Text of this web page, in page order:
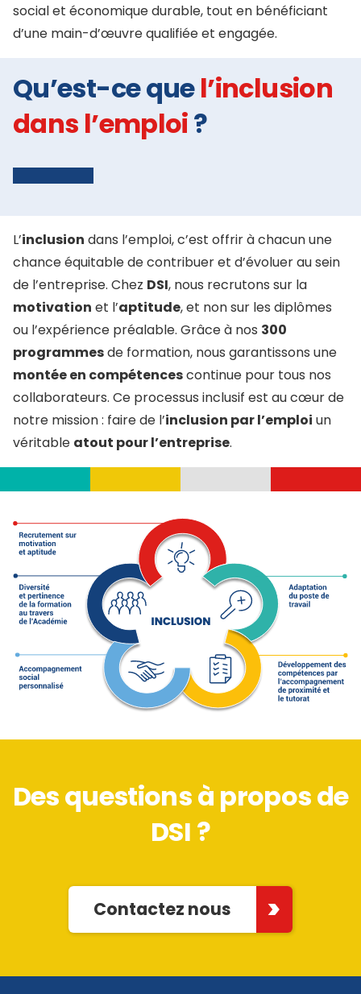
social et économique durable, tout en bénéficiant
d’une main-d’œuvre qualifiée et engagée.
Qu’est-ce quel’inclusion
dans l’emploi?
L’inclusion dans l’emploi, c’est offrir à chacun une
chance équitable de contribuer et d’évoluer au sein
de l’entreprise. Chez DSI, nous recrutons sur la
motivation et l’aptitude, et non sur les diplômes
ou l’expérience préalable. Grâce à nos 300
programmesde formation, nous garantissons une
montée en compétencescontinue pour tous nos
collaborateurs. Ce processus inclusif est au cœur de
notre mission : faire de l’inclusion par l’emploi un
véritable atout pour l’entreprise.
Des questions à propos de
DSI ?
Contactez nous